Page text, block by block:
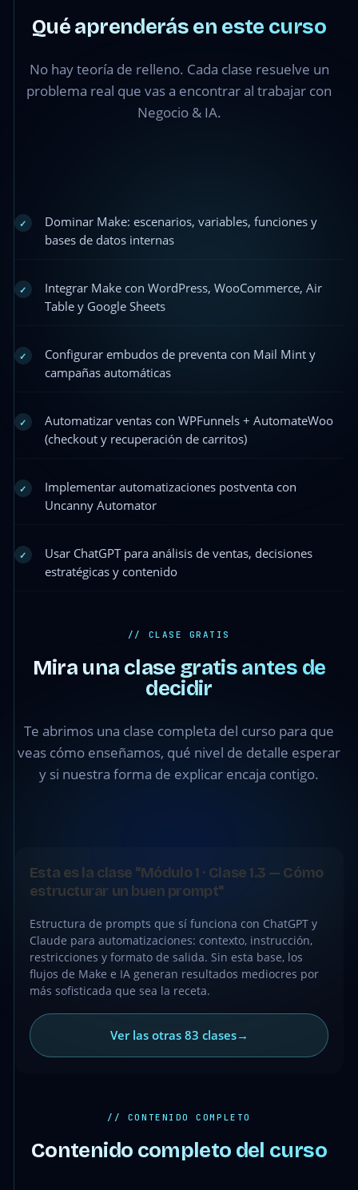
Qué aprenderás en este curso
No hay teoría de relleno. Cada clase resuelve un
problema real que vas a encontrar al trabajar con
Negocio & IA.
✓
Dominar Make: escenarios, variables, funciones y
bases de datos internas
✓
Integrar Make con WordPress, WooCommerce, Air
Table y Google Sheets
✓
Configurar embudos de preventa con Mail Mint y
campañas automáticas
✓
Automatizar ventas con WPFunnels + AutomateWoo
(checkout y recuperación de carritos)
✓
Implementar automatizaciones postventa con
Uncanny Automator
✓
Usar ChatGPT para análisis de ventas, decisiones
estratégicas y contenido
// CLASE GRATIS
Mira una clase gratis antes de
decidir
Te abrimos una clase completa del curso para que
veas cómo enseñamos, qué nivel de detalle esperar
y si nuestra forma de explicar encaja contigo.
CLASE
GRATIS
Cómo
estructurar
un buen
Esta es la clase "Módulo 1 · Clase 1.3 — Cómo
estructurar un buen prompt"
Estructura de prompts que sí funciona con ChatGPT y
Claude para automatizaciones: contexto, instrucción,
restricciones y formato de salida. Sin esta base, los
flujos de Make e IA generan resultados mediocres por
más sofisticada que sea la receta.
Ver las otras 83 clases→
// CONTENIDO COMPLETO
Contenido completo del curso